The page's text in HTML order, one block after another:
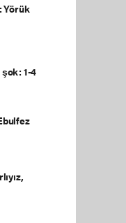
Yörük
1-4